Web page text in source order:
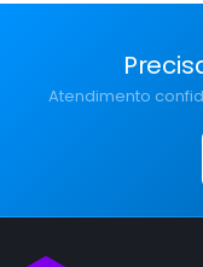
Atendimento